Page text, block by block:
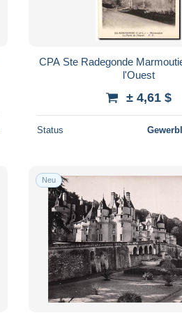
CPA Ste Radegonde
l'Ouest
± 4,61 $
Status
Neu